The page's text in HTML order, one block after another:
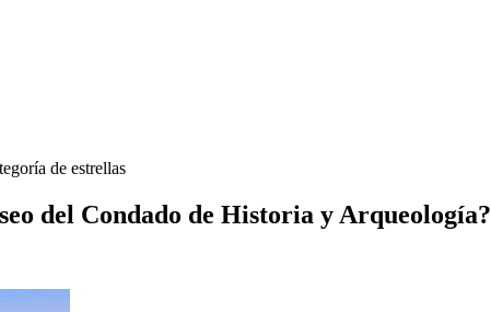
de estrellas
del Condado de Historia y Arqueología?